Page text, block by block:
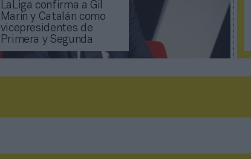
LaLiga confirma a Gil
Marín y Catalán como
vicepresidentes de
Primera y Segunda